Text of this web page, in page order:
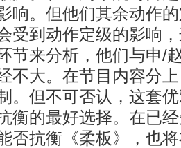
响。但他们其余动作
受到动作定级的影响
节来分析，他们与申/
不大。在节目内容分
。但不可否认，这套
衡的最好选择。在已
否抗衡《柔板》，也